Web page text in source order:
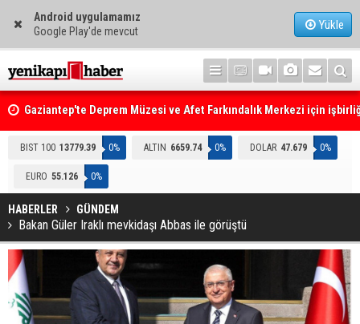
Android uygulamamız
Google Play'de mevcut
Yükle
Gaziantep'te Deprem Müzesi ve Afet Farkındalık Merkezi için
protokolü imzalandı
Resmi Gazete'de Bugün
BIST 100 13779.39 0% ALTIN 6659.74 0% DOLAR 47.679 0%
EURO 55.126 0%
HABERLER GÜNDEM
Bakan Güler Iraklı mevkidaşı Abbas ile görüştü